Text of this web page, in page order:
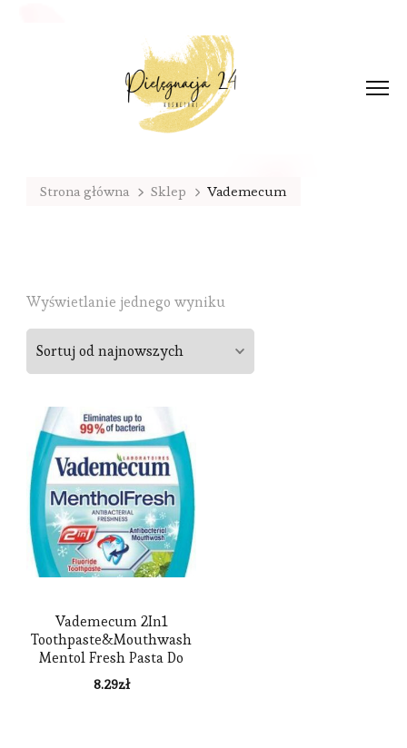
Strona główna Sklep Vademecum
Wyświetlanie jednego wyniku
Vademecum 2In1
Toothpaste&Mouthwash
Mentol Fresh Pasta Do
Zębów I Płyn Do Płukania
Jamy Ustnej 75Ml
8.29zł